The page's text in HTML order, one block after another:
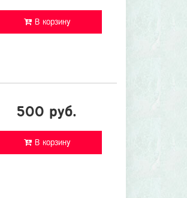
В корзину
500 руб.
В корзину